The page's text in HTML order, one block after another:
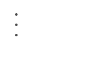
Springe
zum
Inhalt